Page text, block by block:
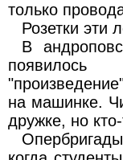
только
Розетки эти
В
появилось
на машинке.
дружке, но